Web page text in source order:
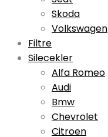
Skoda
Volkswagen
Filtre
Silecekler
Alfa Romeo
Audi
Bmw
Chevrolet
Citroen